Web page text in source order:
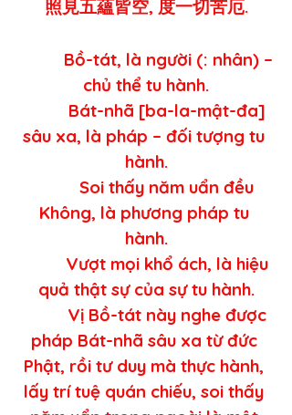
照見五蘊皆空, 度一切苦厄.
chủ thể tu hành.
sâu xa, là pháp – đối tượng tu
hành.
Không, là phương pháp tu
hành.
quả thật sự của sự tu hành.
pháp Bát-nhã sâu xa từ đức
Phật, rồi tư duy mà thực hành,
lấy trí tuệ quán chiếu, soi thấy